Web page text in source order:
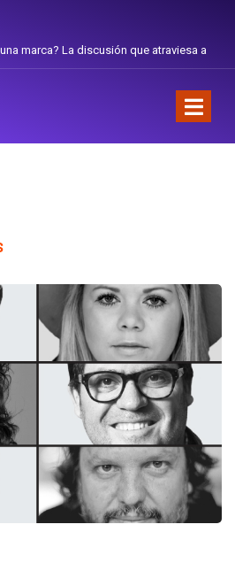
marca? La discusión que atraviesa a